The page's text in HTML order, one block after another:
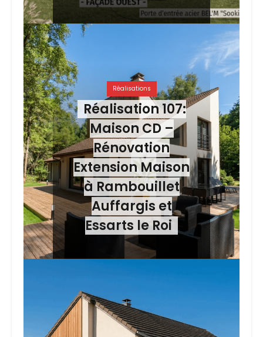
Réalisations
Réalisation 107:
Maison CD –
Rénovation
Extension Maison
à Rambouillet
Auffargis et
Essarts le Roi